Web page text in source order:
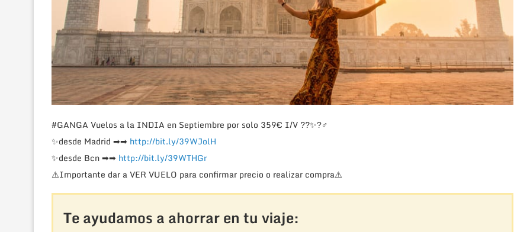
#GANGA Vuelos a la INDIA en Septiembre por solo 359€ I/V ??✨?‍♂
✨desde Madrid ➡➡ http://bit.ly/39WJolH
✨desde Bcn➡➡ http://bit.ly/39WTHGr
⚠️Importante dar a VER VUELO para confirmar precio o realizar compra⚠️
Te ayudamos a ahorrar en tu viaje: